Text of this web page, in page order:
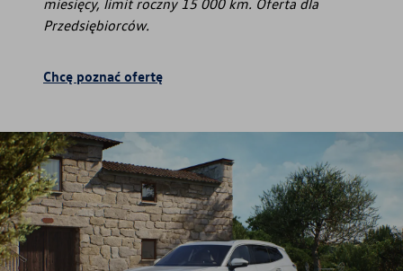
Przedsiębiorców.
Chcę poznać ofertę